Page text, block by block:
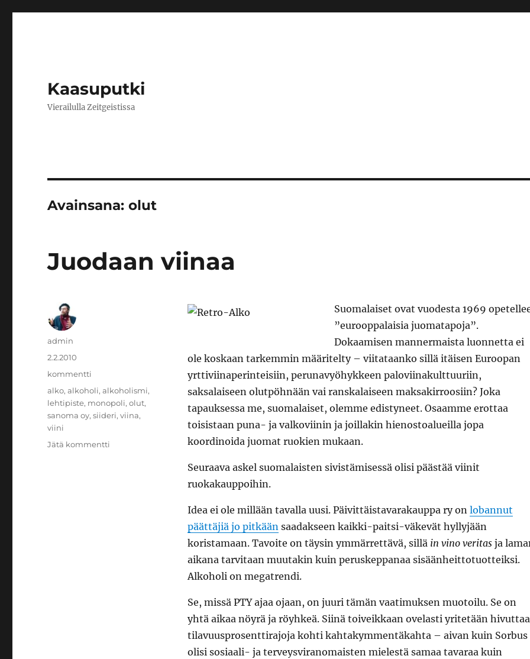
Kaasuputki
Vierailulla Zeitgeistissa
Avainsana:olut
Juodaan viinaa
Suomalaiset ovat vuodesta 1969
”eurooppalaisia juomatapoja”.
Dokaamisen mannermaista luonnetta ei
ole koskaan tarkemmin määritelty – viitataanko sillä itäisen Euroopan
yrttiviinaperinteisiin, perunavyöhykkeen paloviinakulttuuriin,
saksalaiseen olutpöhnään vai ranskalaiseen maksakirroosiin? Joka
tapauksessa me, suomalaiset, olemme edistyneet. Osaamme erottaa
toisistaan puna- ja valkoviinin ja joillakin hienostoalueilla jopa
koordinoida juomat ruokien mukaan.
Seuraava askel suomalaisten sivistämisessä olisi päästää viinit
ruokakauppoihin.
Idea ei ole millään tavalla uusi. Päivittäistavarakauppa ry on lobannut
päättäjiä jo pitkään saadakseen kaikki-paitsi-väkevät hyllyjään
koristamaan. Tavoite on täysin ymmärrettävä, sillä in vino veritasja
aikana tarvitaan muutakin kuin peruskeppanaa sisäänheittotuotteiksi.
Alkoholi on megatrendi.
Se, missä PTY ajaa ojaan, on juuri tämän vaatimuksen muotoilu. Se on
yhtä aikaa nöyrä ja röyhkeä. Siinä toiveikkaan ovelasti yritetään hivuttaa
tilavuusprosenttirajoja kohti kahtakymmentäkahta – aivan kuin Sorbus
olisi sosiaali- ja terveysviranomaisten mielestä samaa tavaraa kuin
Kirjoittaja
admin
Julkaistu
2.2.2010
Kategoriat
kommentti
Avainsanat
alko,alkoholi,alkoholismi,
lehtipiste, monopoli,olut,
sanoma oy,siideri,viina,
viini
Jätä kommentti